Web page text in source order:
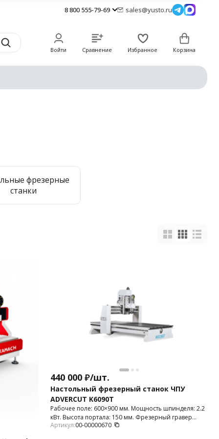
8 800 555-79-69 sales@yusto.ru
Войти Сравнение Избранное Корзина
фрезерные
станки
440 000 ₽/шт.
Настольный фрезерный станок ЧПУ
ADVERCUT K6090T
Рабочее поле: 600×900 мм. Мощность шпинделя: 2.2
кВт. Высота портала: 150 мм. Фрезерный гравер
используется для 2D и 3D фрезерования пластика,
Артикул:00-00000670